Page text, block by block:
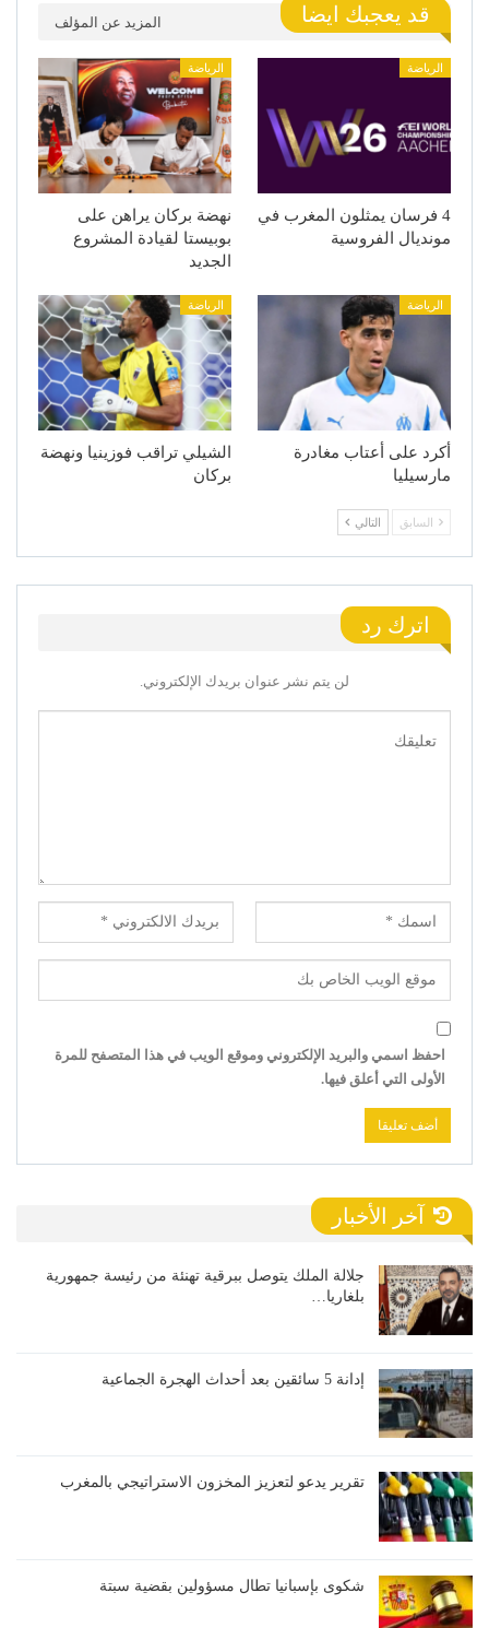
قد يعجبك ايضا المزيد عن المؤلف
الرياضة
4 فرسان يمثلون المغرب في
مونديال الفروسية
الرياضة
نهضة بركان يراهن على
بوبيستا لقيادة المشروع
الجديد
الرياضة
أكرد على أعتاب مغادرة
مارسيليا
الرياضة
الشيلي تراقب فوزينيا ونهضة
بركان
السابق التالي
اترك رد
لن يتم نشر عنوان بريدك الإلكتروني.
احفظ اسمي والبريد الإلكتروني وموقع الويب في هذا المتصفح للمرة
الأولى التي أعلق فيها.
آخر الأخبار
جلالة الملك يتوصل ببرقية تهنئة من رئيسة جمهورية
بلغاريا…
إدانة 5 سائقين بعد أحداث الهجرة الجماعية
تقرير يدعو لتعزيز المخزون الاستراتيجي بالمغرب
شكوى بإسبانيا تطال مسؤولين بقضية سبتة